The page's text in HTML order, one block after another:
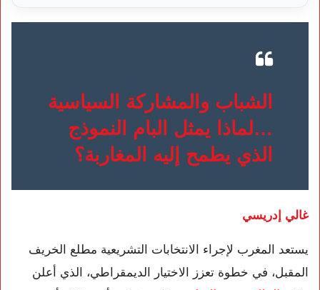
الشباب والمشاركة السياسية
…لماذا يمثل البام النموذج
الذي يطمح إليه المغاربة؟
غالي إدريسي
يستعد المغرب لإجراء الانتخابات التشريعية مطلع الخريف
المقبل، في خطوة تعزز الاختيار الديمقراطي، الذي أعلن